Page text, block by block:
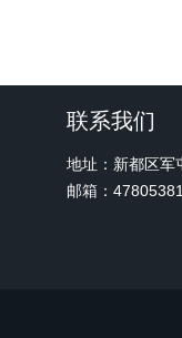
联系我们
地址：新都区军
邮箱：